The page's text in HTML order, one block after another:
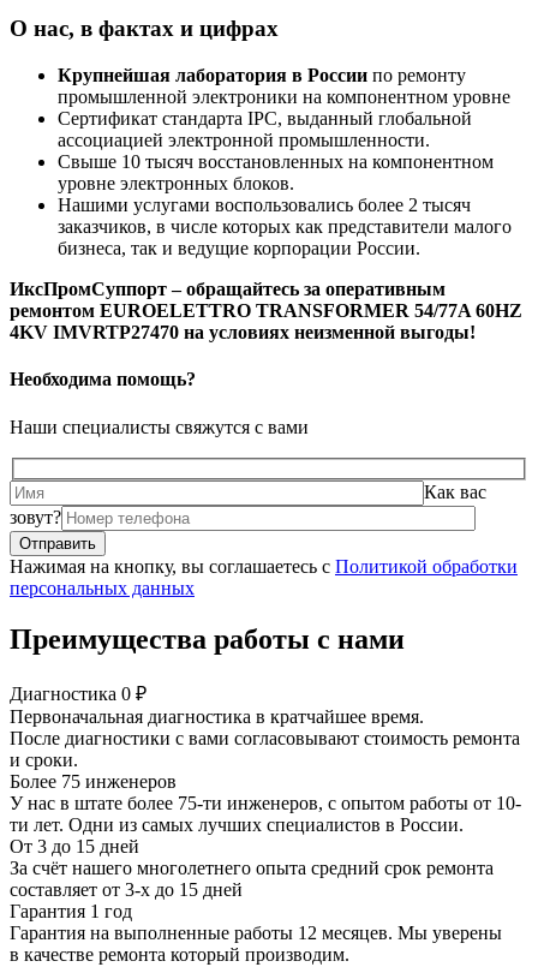
О нас, в фактах и цифрах
Крупнейшая лаборатория в России по ремонту
промышленной электроники на компонентном уровне
Сертификат стандарта IPC, выданный глобальной
ассоциацией электронной промышленности.
Свыше 10 тысяч восстановленных на компонентном
уровне электронных блоков.
Нашими услугами воспользовались более 2 тысяч
заказчиков, в числе которых как представители малого
бизнеса, так и ведущие корпорации России.
ИксПромСуппорт – обращайтесь за оперативным
ремонтом EUROELETTRO TRANSFORMER 54/77A 60HZ
4KV IMVRTP27470 на условиях неизменной выгоды!
Необходима помощь?
Наши специалисты свяжутся с вами
Как вас
зовут?
Нажимая на кнопку, вы соглашаетесь с Политикой обработки
персональных данных
Преимущества работы с нами
Диагностика 0 ₽
Первоначальная диагностика в кратчайшее время.
После диагностики с вами согласовывают стоимость ремонта
и сроки.
Более 75 инженеров
У нас в штате более 75-ти инженеров, с опытом работы от 10-
ти лет. Одни из самых лучших специалистов в России.
От 3 до 15 дней
За счёт нашего многолетнего опыта средний срок ремонта
составляет от 3-х до 15 дней
Гарантия 1 год
Гарантия на выполненные работы 12 месяцев. Мы уверены
в качестве ремонта который производим.